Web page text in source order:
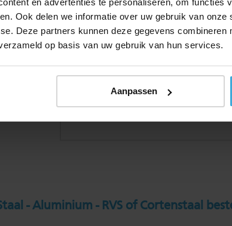
Ook delen we informatie over uw gebruik van
Deze partners kunnen deze gegevens combineren
op basis van uw gebruik van hun services.
Aanpassen
Materiaalkosten :
0,00
Bewerkingskosten :
€ 0,00
Alle bedragen zijn excl. 21% BTW
- Aluminium - RVS of Cortenstaal